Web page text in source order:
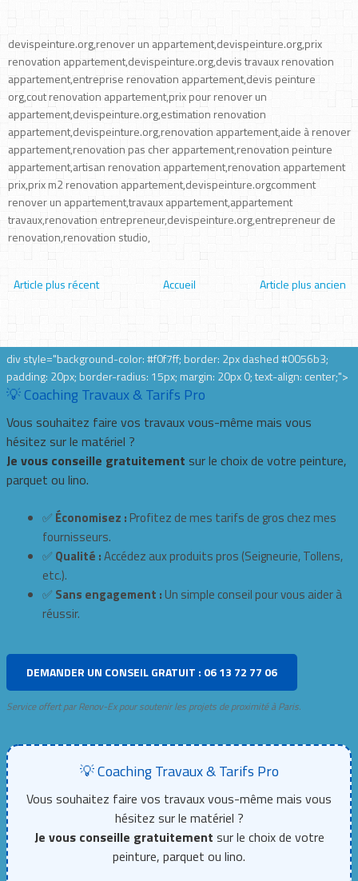
devispeinture.org,renover un appartement,devispeinture.org,prix
renovation appartement,devispeinture.org,devis travaux renovation
appartement,entreprise renovation appartement,devis peinture
org,cout renovation appartement,prix pour renover un
appartement,devispeinture.org,estimation renovation
appartement,devispeinture.org,renovation appartement,aide à renover
appartement,renovation pas cher appartement,renovation peinture
appartement,artisan renovation appartement,renovation appartement
prix,prix m2 renovation appartement,devispeinture.orgcomment
renover un appartement,travaux appartement,appartement
travaux,renovation entrepreneur,devispeinture.org,entrepreneur de
renovation,renovation studio,
Article plus récent Article plus ancien
Accueil
div style="background-color: #f0f7ff; border: 2px dashed #0056b3;
padding: 20px; border-radius: 15px; margin: 20px 0; text-align: center;">
💡 Coaching Travaux & Tarifs Pro
Vous souhaitez faire vos travaux vous-même mais vous
hésitez sur le matériel ?
Je vous conseille gratuitement sur le choix de votre peinture,
parquet ou lino.
✅ Économisez : Profitez de mes tarifs de gros chez mes
fournisseurs.
✅ Qualité :Accédez aux produits pros (Seigneurie, Tollens,
etc.).
✅ Sans engagement : Un simple conseil pour vous aider à
réussir.
DEMANDER UN CONSEIL GRATUIT : 06 13 72 77 06
Service offert par Renov-Ex pour soutenir les projets de proximité à Paris.
💡 Coaching Travaux & Tarifs Pro
Vous souhaitez faire vos travaux vous-même mais vous
hésitez sur le matériel ?
Je vous conseille gratuitement sur le choix de votre
peinture, parquet ou lino.